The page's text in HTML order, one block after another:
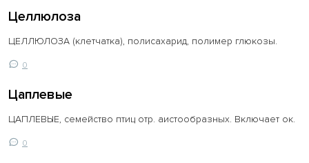
Целлюлоза
ЦЕЛЛЮЛОЗА (клетчатка), полисахарид, полимер глюкозы.
0
Цаплевые
ЦАПЛЕВЫЕ, семейство птиц отр. аистообразных. Включает ок.
0